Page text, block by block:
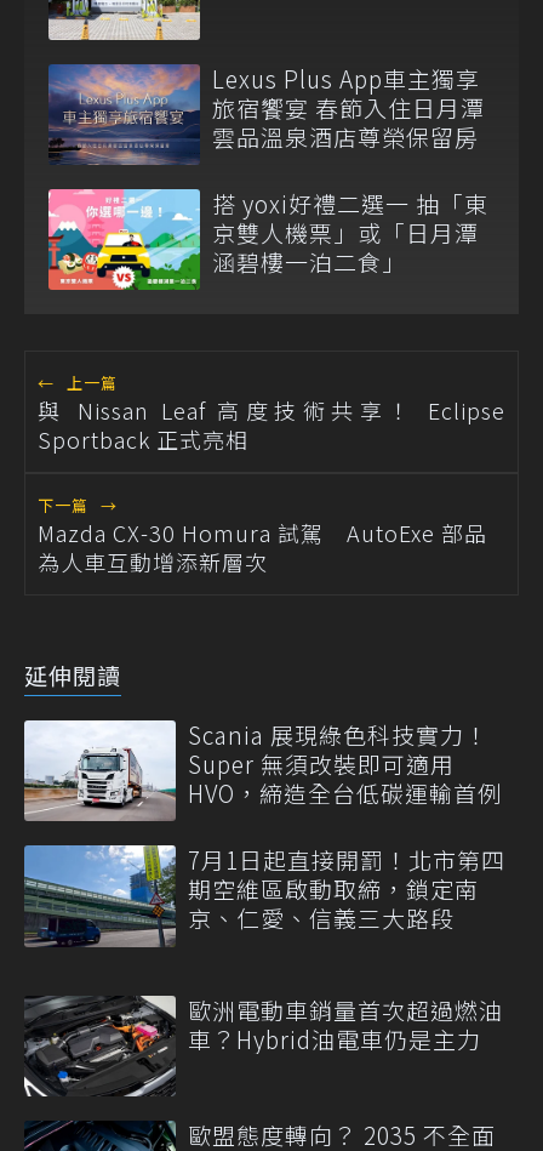
Lexus Plus App車主獨享
旅宿饗宴 春節入住日月潭
雲品溫泉酒店尊榮保留房
搭 yoxi好禮二選一 抽「東
京雙人機票」或「日月潭
涵碧樓一泊二食」
← 上一篇
與 Nissan Leaf 高度技術共享！ Eclipse
Sportback 正式亮相
下一篇 →
Mazda CX-30 Homura 試駕 AutoExe 部品
為人車互動增添新層次
延伸閱讀
Scania 展現綠色科技實力！
Super 無須改裝即可適用
HVO，締造全台低碳運輸首例
7月1日起直接開罰！北市第四
期空維區啟動取締，鎖定南
京、仁愛、信義三大路段
歐洲電動車銷量首次超過燃油
車？Hybrid油電車仍是主力
歐盟態度轉向？ 2035 不全面